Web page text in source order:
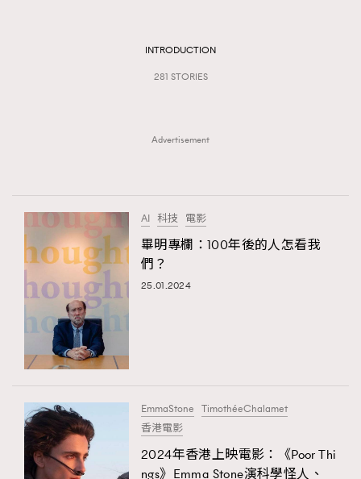
AFrenchMind
DressLikeAParisienne
FigaroBeautyRitual
FigaroCeleb 547
FigaroCinéma
FigaroDigitalCover
FigaroGadget
FigaroHealth
FigaroHub 128
68
#FigaroExhibition 群星力撐MF X Leung Mo《See
#FigaroExhibition Wyman 揭曉 Figaro Exhibition
第二站！
INTRODUCTION
281 STORIES
Advertisement
AI 科技 電影
畢明專欄：100年後的人怎看我
們？
25.01.2024
EmmaStone TimothéeChalamet
香港電影
2024年香港上映電影：《Poor Thi
ngs》Emma Stone演科學怪人、